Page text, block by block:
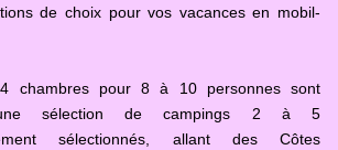
de choix pour vos vacances en mobil-
4 chambres pour 8 à 10 personnes sont
sélection de campings 2 à 5
sélectionnés, allant des Côtes